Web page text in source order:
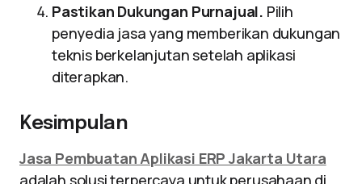
Pastikan Dukungan Purnajual. Pilih
penyedia jasa yang memberikan dukungan
teknis berkelanjutan setelah aplikasi
diterapkan.
Kesimpulan
Jasa Pembuatan Aplikasi ERP Jakarta Utara
adalah solusi terpercaya untuk perusahaan di